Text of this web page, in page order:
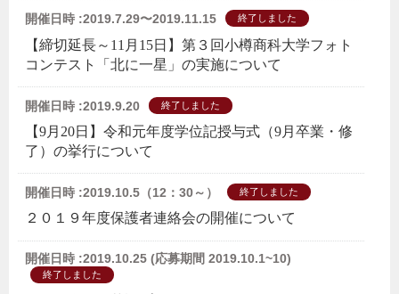
開催日時 :2019.7.29〜2019.11.15 終了しました
【締切延長～11月15日】第３回小樽商科大学フォト
コンテスト「北に一星」の実施について
開催日時 :2019.9.20 終了しました
【9月20日】令和元年度学位記授与式（9月卒業・修
了）の挙行について
開催日時 :2019.10.5（12：30～） 終了しました
２０１９年度保護者連絡会の開催について
開催日時 :2019.10.25 (応募期間 2019.10.1~10)
終了しました